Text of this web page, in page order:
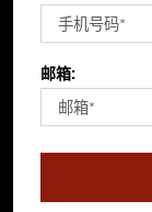
邮箱: